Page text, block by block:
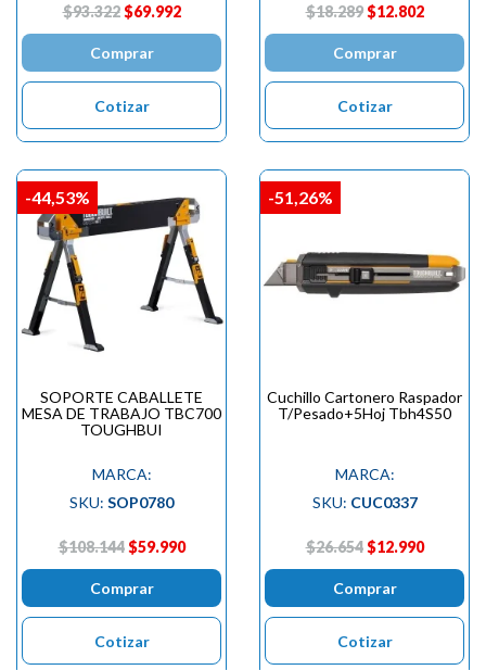
$93.322 $69.992
Comprar
Cotizar
$18.289 $12.802
Comprar
Cotizar
SOPORTE CABALLETE
MESA DE TRABAJO TBC700
TOUGHBUI
MARCA:
SKU: SOP0780
$108.144 $59.990
Comprar
Cotizar
-44,53%
Cuchillo Cartonero Raspador
T/Pesado+5Hoj Tbh4S50
MARCA:
SKU: CUC0337
$26.654 $12.990
Comprar
Cotizar
-51,26%